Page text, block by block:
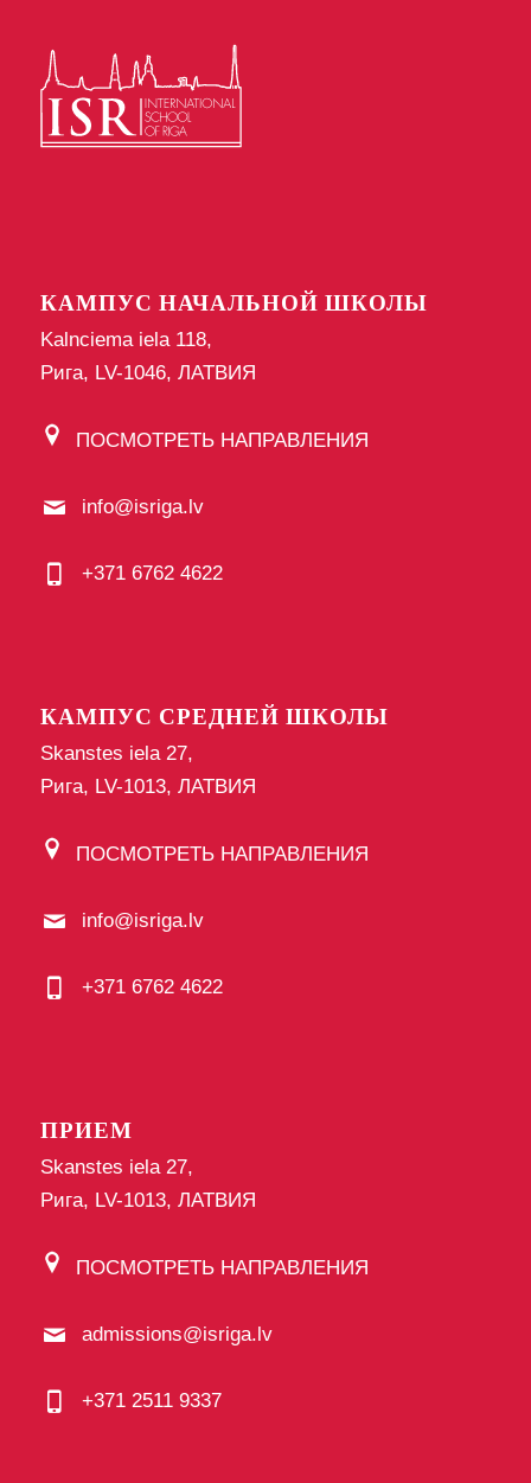
КАМПУС НАЧАЛЬНОЙ ШКОЛЫ
Kalnciema iela 118,
Рига, LV-1046, ЛАТВИЯ
ПОСМОТРЕТЬ НАПРАВЛЕНИЯ
info@isriga.lv
+371 6762 4622
КАМПУС СРЕДНЕЙ ШКОЛЫ
Skanstes iela 27,
Рига, LV-1013, ЛАТВИЯ
ПОСМОТРЕТЬ НАПРАВЛЕНИЯ
info@isriga.lv
+371 6762 4622
ПРИЕМ
Skanstes iela 27,
Рига, LV-1013, ЛАТВИЯ
ПОСМОТРЕТЬ НАПРАВЛЕНИЯ
admissions@isriga.lv
+371 2511 9337